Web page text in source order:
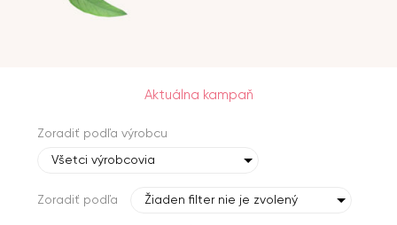
Aktuálna kampaň
Zoradiť podľa výrobcu
Všetci výrobcovia
Zoradiť podľa Žiaden filter nie je zvolený